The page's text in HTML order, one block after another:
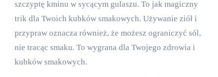
szczyptę kminu w sycącym gulaszu. To jak magiczny
trik dla Twoich kubków smakowych. Używanie ziół i
przypraw oznacza również, że możesz ograniczyć sól,
nie tracąc smaku. To wygrana dla Twojego zdrowia i
kubków smakowych.